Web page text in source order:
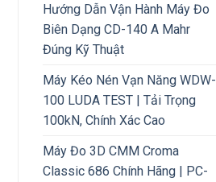
Hướng Dẫn Vận Hành Máy Đo
Biên Dạng CD-140 A Mahr
Đúng Kỹ Thuật
Máy Kéo Nén Vạn Năng WDW-
100 LUDA TEST | Tải Trọng
100kN, Chính Xác Cao
Máy Đo 3D CMM Croma
Classic 686 Chính Hãng | PC-